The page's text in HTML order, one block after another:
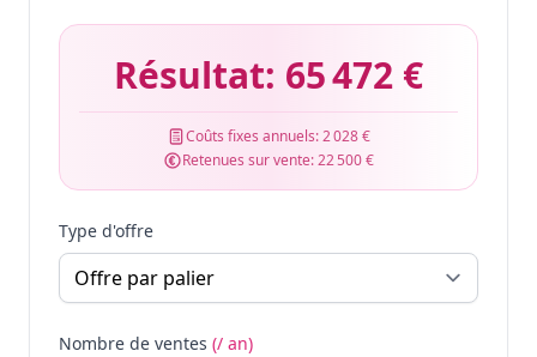
Résultat: 65 472 €
Coûts fixes annuels:2 028 €
Retenues sur vente:22 500 €
Type d'offre
Nombre de ventes (/ an)